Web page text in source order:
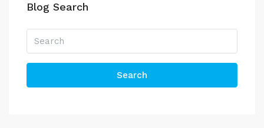
Blog Search
Search